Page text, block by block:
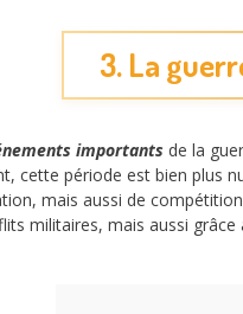
3. La
importants de la
cette période est bien plus
mais aussi de
militaires, mais aussi grâce